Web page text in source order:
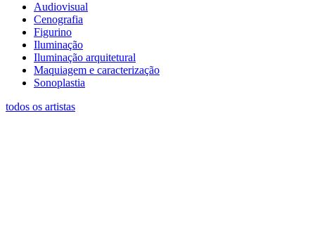
Audiovisual
Cenografia
Figurino
Iluminação
Iluminação arquitetural
Maquiagem e caracterização
Sonoplastia
todos os artistas